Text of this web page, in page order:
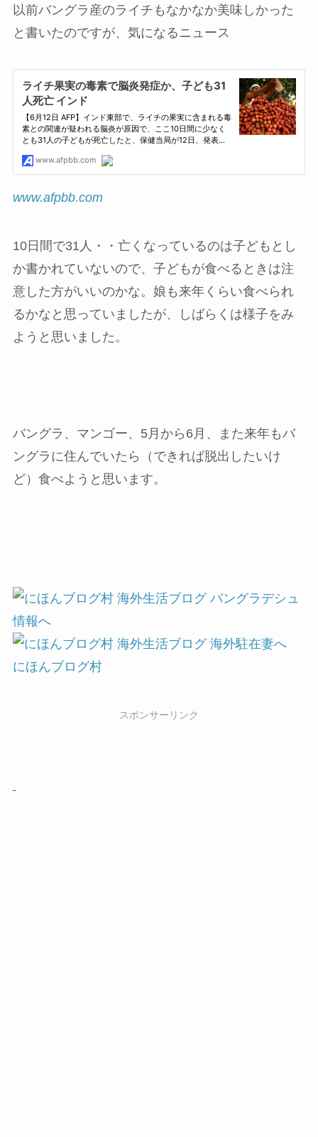
以前バングラ産のライチもなかなか美味しかった
と書いたのですが、気になるニュース
www.afpbb.com
10日間で31人・・亡くなっているのは子どもとし
か書かれていないので、子どもが食べるときは注
意した方がいいのかな。娘も来年くらい食べられ
るかなと思っていましたが、しばらくは様子をみ
ようと思いました。
バングラ、マンゴー、5月から6月、また来年もバ
ングラに住んでいたら（できれば脱出したいけ
ど）食べようと思います。
にほんブログ村
スポンサーリンク